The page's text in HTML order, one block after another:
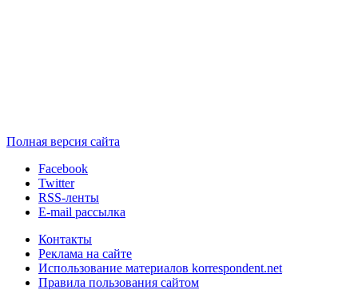
Полная версия сайта
Facebook
Twitter
RSS-ленты
E-mail рассылка
Контакты
Реклама на сайте
Использование материалов korrespondent.net
Правила пользования сайтом